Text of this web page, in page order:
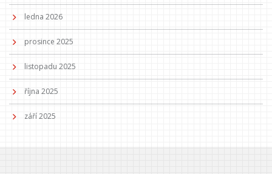
ledna 2026
prosince 2025
listopadu 2025
října 2025
září 2025